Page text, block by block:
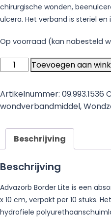
chirurgische wonden,
ulcera. Het verband is steriel en
Op voorraad (kan nabesteld
Advazorb
Border
-
Absorberend
(10cm
x
10cm)
-
10
stuks
aantal
Toevoegen aan
Artikelnummer: 09.993.1536
wondverbandmiddel,
Beschrijving
Beschrijving
Advazorb Border Lite is een
x 10 cm, verpakt per 10 stuks.
hydrofiele